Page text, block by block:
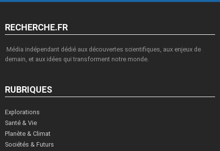
RECHERCHE.FR
Média indépendant dédié aux découvertes scientifiques, aux enjeux de
demain, et aux idées qui transforment notre monde.
RUBRIQUES
Explorations
Santé & Vie
Planète & Climat
Sociétés & Futurs